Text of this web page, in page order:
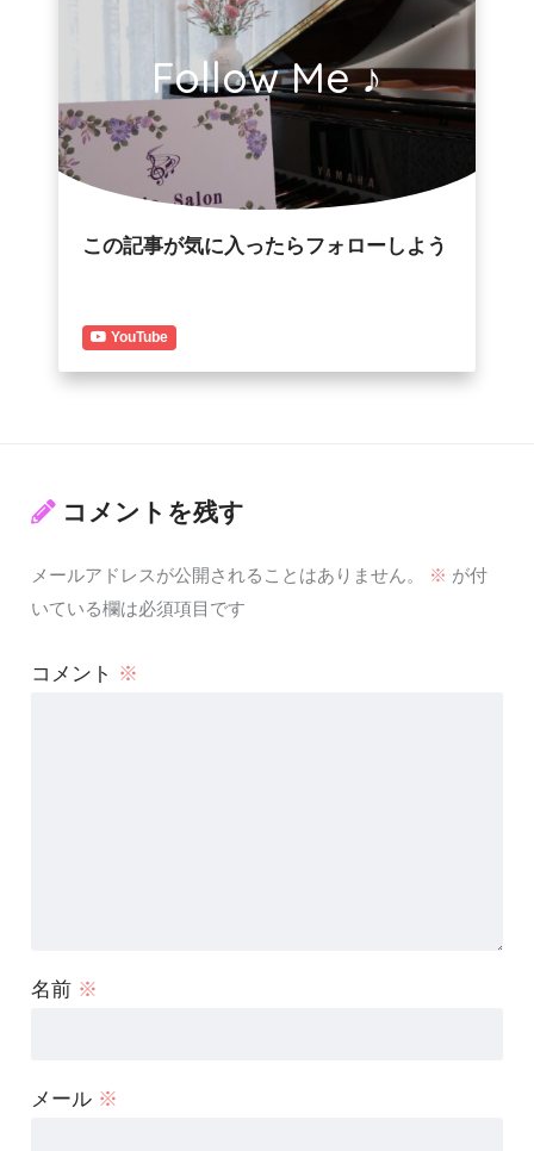
Follow Me ♪
この記事が気に入ったらフォローしよう
YouTube
コメントを残す
メールアドレスが公開されることはありません。 ※ が付
いている欄は必須項目です
コメント ※
名前 ※
メール ※